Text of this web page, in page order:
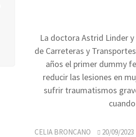
La doctora Astrid Linder
de Carreteras y
años el primer dummy
reducir las lesiones en
sufrir traumatismos
CELIA BRONCANO 20/09/2023